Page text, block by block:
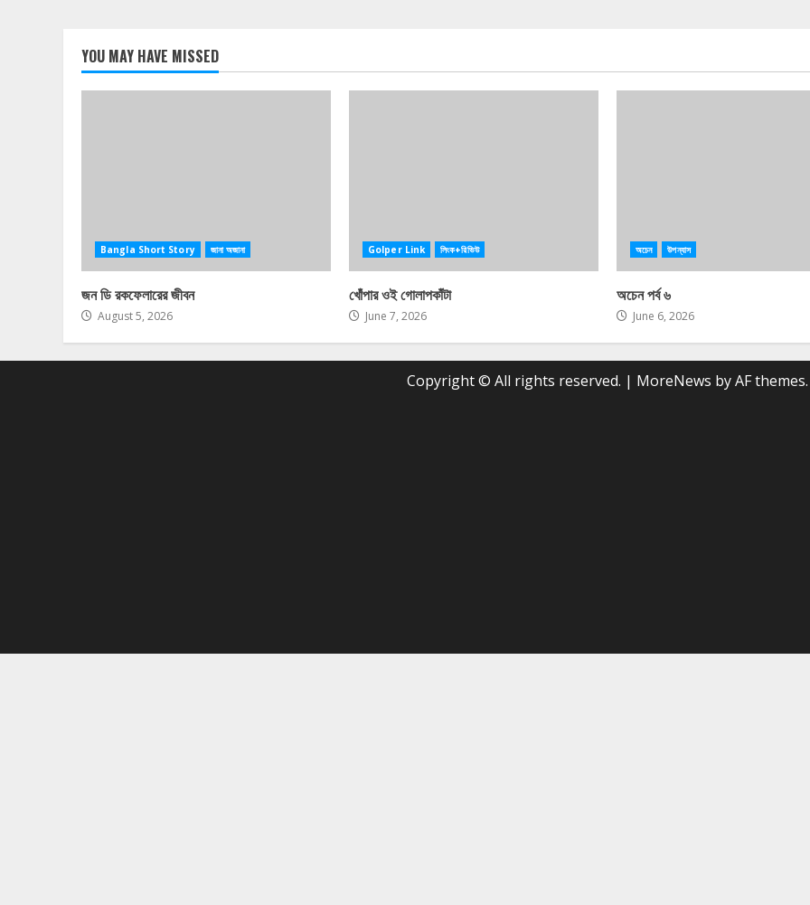
YOU MAY HAVE MISSED
Bangla Short Story জানা অজানা
জন ডি রকফেলারের জীবন
August 5, 2026
Golper Link লিংক+রিভিউ
খোঁপার ওই গোলাপকাঁটা
June 7, 2026
অচেন উপন্যাস
অচেন পর্ব ৬
June 6, 2026
Copyright © All rights reserved. | MoreNews by AF themes.